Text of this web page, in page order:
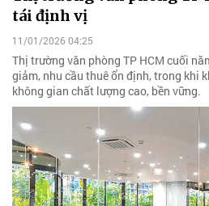
tái định vị
11/01/2026 04:25
Thị trường văn phòng TP HCM cuối
giảm, nhu cầu thuê ổn định, trong khi
không gian chất lượng cao, bền vững.